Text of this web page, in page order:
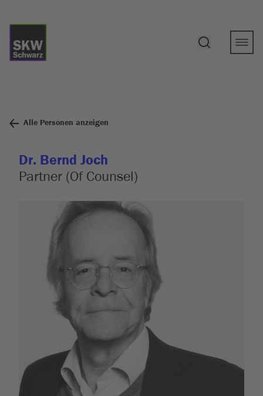
Alle Personen anzeigen
Dr. Bernd Joch
Partner (Of Counsel)